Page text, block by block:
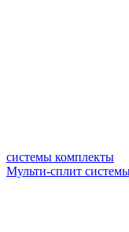
системы комплекты
Мульти-сплит